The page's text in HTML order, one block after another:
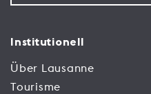
Institutionell
Über Lausanne
Tourisme